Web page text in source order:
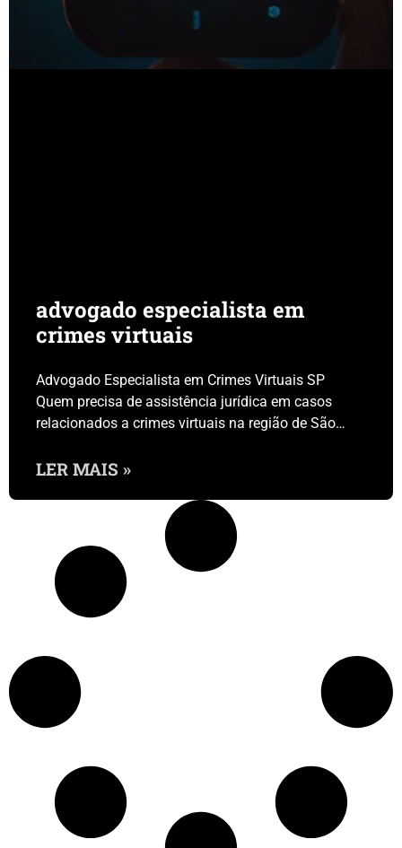
advogado especialista em
crimes virtuais
Advogado Especialista em Crimes Virtuais SP
Quem precisa de assistência jurídica em casos
relacionados a crimes virtuais na região de São…
LER MAIS »